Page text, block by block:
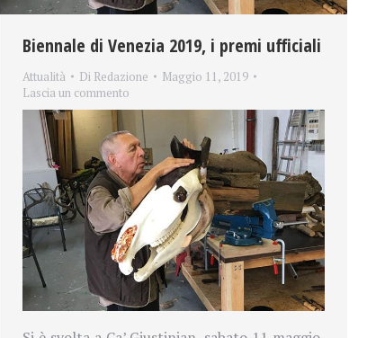
Biennale di Venezia 2019, i premi ufficiali
Attualità Di Redazione
Maggio 11, 2019
Lascia un commento